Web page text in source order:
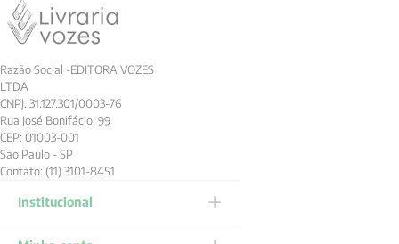
Razão Social -EDITORA VOZES
LTDA
CNPJ: 31.127.301/0003-76
Rua José Bonifácio, 99
CEP: 01003-001
São Paulo - SP
Contato: (11) 3101-8451
Institucional